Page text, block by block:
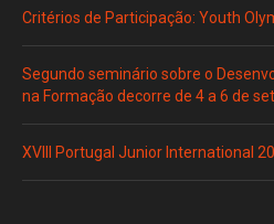
Critérios de Participação: Youth
Segundo seminário sobre o
na Formação decorre de 4 a 6 de
XVIII Portugal Junior International